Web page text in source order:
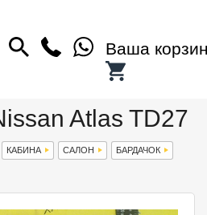
Ваша
Atlas TD27
КАБИНА САЛОН
БАРДАЧОК